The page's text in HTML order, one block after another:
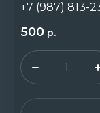
+7 (987) 813-
500 р.